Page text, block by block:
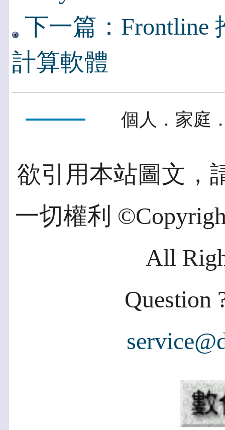
下一篇：Frontline
計算軟體
個人．家庭
欲引用本站圖文，
一切權利
All
Question